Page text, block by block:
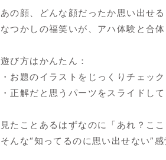
あの顔、どんな顔だったか思い出せる
なつかしの福笑いが、アハ体験と合
遊び方はかんたん：
・お題のイラストをじっくりチェック
・正解だと思うパーツをスライドし
見たことあるはずなのに「あれ？ここ
そんな“知ってるのに思い出せない”感